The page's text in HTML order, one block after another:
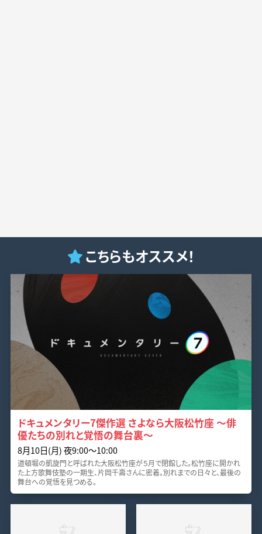
こちらもオススメ！
ドキュメンタリー7傑作選 さよなら大阪松竹座 ～俳
優たちの別れと覚悟の舞台裏～
8月10日(月) 夜9:00〜10:00
道頓堀の凱旋門と呼ばれた大阪松竹座が５月で閉館した。松竹座に開かれ
た上方歌舞伎塾の一期生、片岡千壽さんに密着。別れまでの日々と、最後の
舞台への覚悟を見つめる。